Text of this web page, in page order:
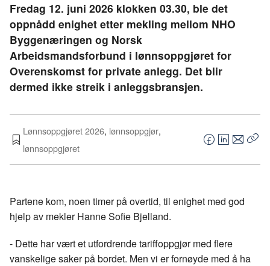
Fredag 12. juni 2026 klokken 03.30, ble det
oppnådd enighet etter mekling mellom NHO
Byggenæringen og Norsk
Arbeidsmandsforbund i lønnsoppgjøret for
Overenskomst for private anlegg. Det blir
dermed ikke streik i anleggsbransjen.
Lønnsoppgjøret 2026, lønnsoppgjør,
lønnsoppgjøret
F
b
k
L
e
n
E
s
Partene kom, noen timer på overtid, til enighet med god
hjelp av mekler Hanne Sofie Bjelland.
- Dette har vært et utfordrende tariffoppgjør med flere
vanskelige saker på bordet. Men vi er fornøyde med å ha